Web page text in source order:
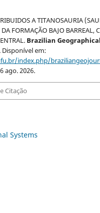
A TITANOSAURIA
FORMAÇÃO BAJO BARREAL,
Brazilian
Disponível em:
index.php/
ago. 2026.
Citação
Systems